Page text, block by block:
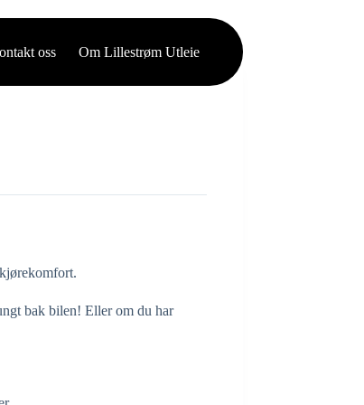
oss Om Lillestrøm Utleie
bak bilen! Eller om du har